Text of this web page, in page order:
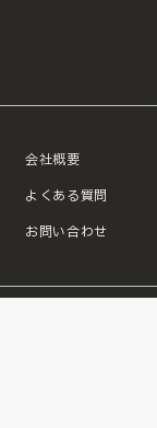
会社概要
よくある質問
お問い合わせ